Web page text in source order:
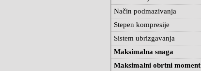
Način podmazivanja
Stepen kompresije
Sistem ubrizgavanja
Maksimalna snaga
Maksimalni obrtni moment